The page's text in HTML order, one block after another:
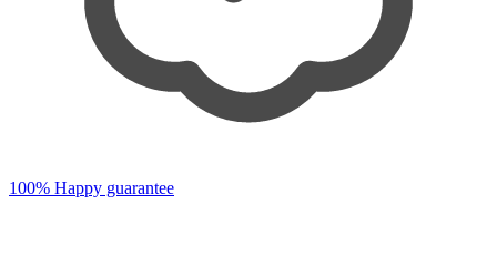
100% Happy guarantee